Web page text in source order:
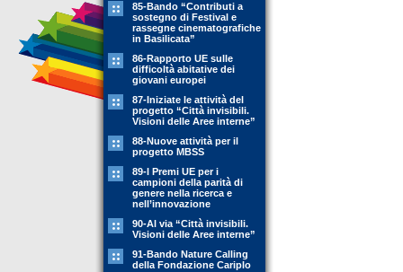
85-Bando “Contributi a
sostegno di Festival e
rassegne cinematografiche
in Basilicata”
86-Rapporto UE sulle
difficoltà abitative dei
giovani europei
87-Iniziate le attività del
progetto “Città invisibili.
Visioni delle Aree interne”
88-Nuove attività per il
progetto MBSS
89-l Premi UE per i
campioni della parità di
genere nella ricerca e
nell’innovazione
90-Al via “Città invisibili.
Visioni delle Aree interne”
91-Bando Nature Calling
della Fondazione Cariplo